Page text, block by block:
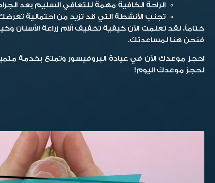
الراحة الكافية مهمة للتعافي السليم بعد
تجنب الأنشطة التي قد تزيد من احتمالية
ختاماً،لقد تعلمت الآن كيفية تخفيف آلام زراعة
فنحن هنا لمساعدتك.
احجز موعدك الآن في عيادة البروفيسور وتمتع بخدمة
لحجز موعدك اليوم!